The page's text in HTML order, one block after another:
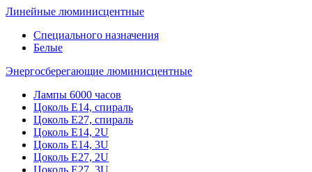
Линейные люминисцентные
Специального назначения
Белые
Энергосберегающие люминисцентные
Лампы 6000 часов
Цоколь Е14, спираль
Цоколь Е27, спираль
Цоколь Е14, 2U
Цоколь Е14, 3U
Цоколь Е27, 2U
Цоколь Е27, 3U